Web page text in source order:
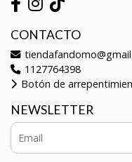
CONTACTO
1127764398
Botón de
NEWSLETTER